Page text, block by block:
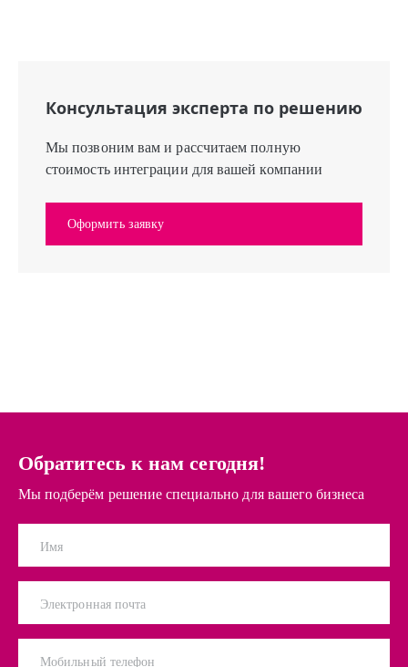
Консультация эксперта по решению
Мы позвоним вам и рассчитаем полную
стоимость интеграции для вашей компании
Оформить заявку
Обратитесь к нам сегодня!
Мы подберём решение специально для вашего бизнеса
Имя
Электронная почта
Мобильный телефон